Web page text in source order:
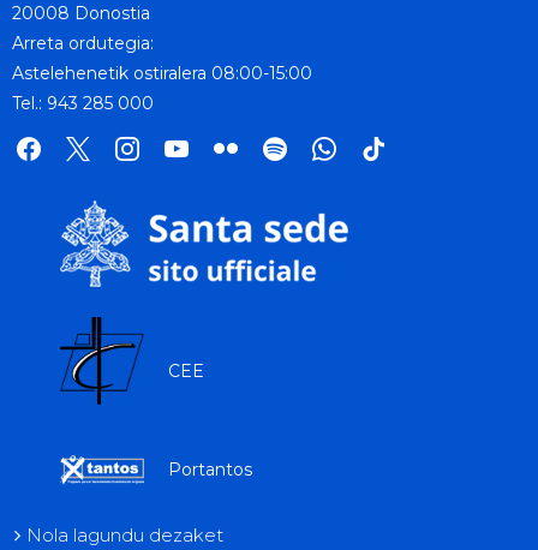
20008 Donostia
Arreta ordutegia:
Astelehenetik ostiralera 08:00-15:00
Tel.: 943 285 000
facebook
x instagramyoutube
flickr spotifywhatsapp
tik
CEE
Portantos
Nola lagundu dezaket